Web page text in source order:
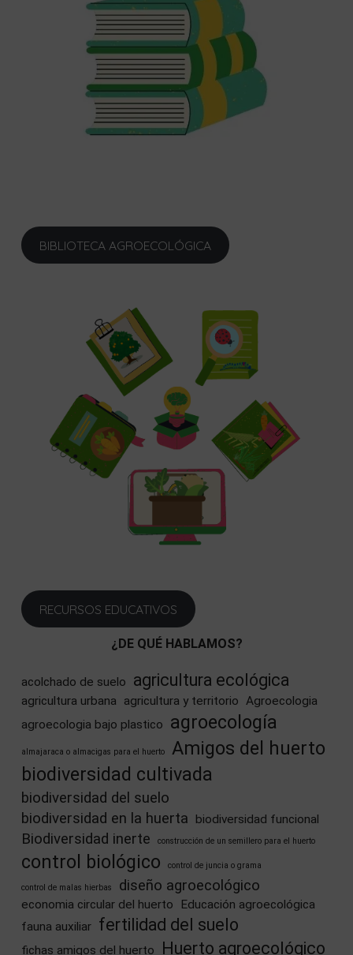
BIBLIOTECA AGROECOLÓGICA
RECURSOS EDUCATIVOS
¿DE QUÉ HABLAMOS?
acolchado de suelo agricultura ecológica
agricultura urbana agricultura y territorio Agroecologia
agroecologia bajo plastico
agroecología
almajaraca o almacigas para el huerto
Amigos del huerto
biodiversidad cultivada
biodiversidad del suelo
biodiversidad en la huerta
biodiversidad funcional
Biodiversidad inerte construcción de un semillero para el huerto
control biológico control de juncia o grama
control de malas hierbas diseño agroecológico
economia circular del huerto
Educación agroecológica
fauna auxiliar fertilidad del suelo
fichas amigos del huerto Huerto agroecológico